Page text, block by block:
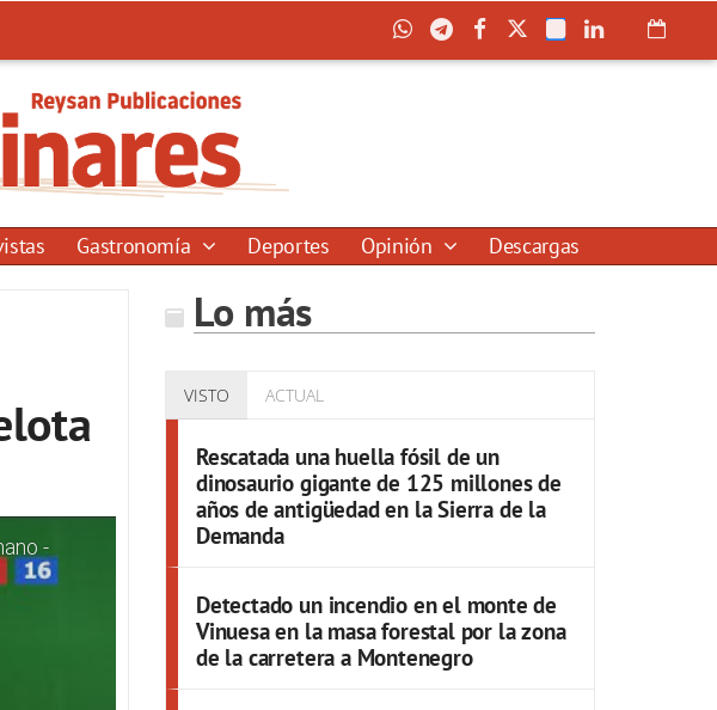
Gastronomía Deportes Opinión Descargas
-
Lo más
VISTO ACTUAL
Rescatada una huella fósil de un
dinosaurio gigante de 125 millones de
años de antigüedad en la Sierra de la
Demanda
Detectado un incendio en el monte de
Vinuesa en la masa forestal por la zona
de la carretera a Montenegro